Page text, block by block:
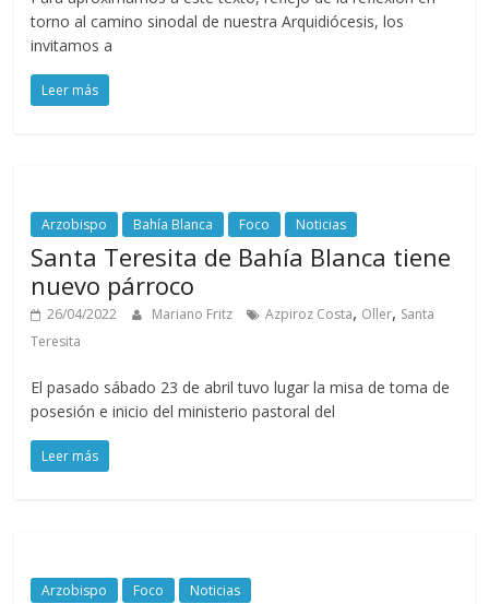
torno al camino sinodal de nuestra Arquidiócesis, los
invitamos a
Leer más
Arzobispo Bahía Blanca Foco Noticias
Santa Teresita de Bahía Blanca tiene
nuevo párroco
26/04/2022 Mariano Fritz Azpiroz Costa, Oller, Santa
Teresita
El pasado sábado 23 de abril tuvo lugar la misa de toma de
posesión e inicio del ministerio pastoral del
Leer más
Arzobispo Foco Noticias